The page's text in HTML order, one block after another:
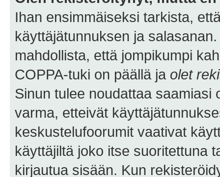
Ihan ensimmäiseksi tarkista,
käyttäjätunnuksen ja
mahdollista, että jompikumpi
COPPA-tuki on päällä ja olet
Sinun tulee noudattaa saamiasi
varma, etteivät
keskustelufoorumit vaativat
käyttäjiltä joko itse suoritettuna
kirjautua sisään. Kun